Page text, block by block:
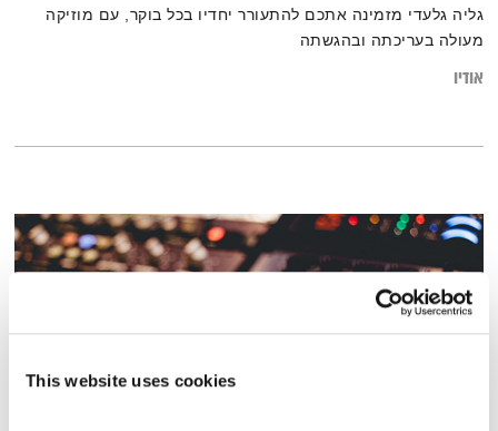
This website uses cookies
גליה גלעדי מזמינה אתכם להתעורר יחדיו בכל בוקר, עם מוזיקה
מעולה בעריכתה ובהגשתה
אודיו